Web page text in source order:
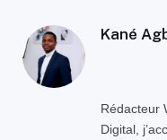
Kané
Rédacteur
Digital,